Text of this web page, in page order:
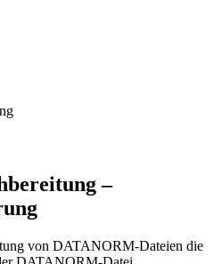
–
von DATANORM-Dateien die